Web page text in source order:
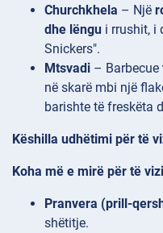
Churchkhela – Një
dhe lëngu i rrushit, i
Snickers".
Mtsvadi – Barbecue
në skarë mbi një
barishte të freskëta
Këshilla udhëtimi për të
Koha më e mirë për të
Pranvera (prill-
shëtitje.